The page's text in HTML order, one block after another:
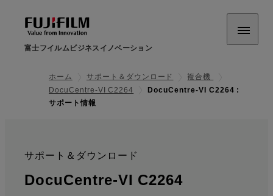
富士フイルムビジネスイノベーション
ホーム サポート＆ダウンロード
複合機
DocuCentre-VI C2264
DocuCentre-VI C2264 :
サポート情報
サポート＆ダウンロード
:
DocuCentre-VI C2264: サポート